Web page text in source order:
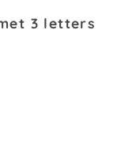
3 letters